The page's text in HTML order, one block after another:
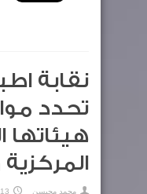
نقابة
تحدد
هيئاتها
المركزية
محمد محيسن 13 يناير,2022